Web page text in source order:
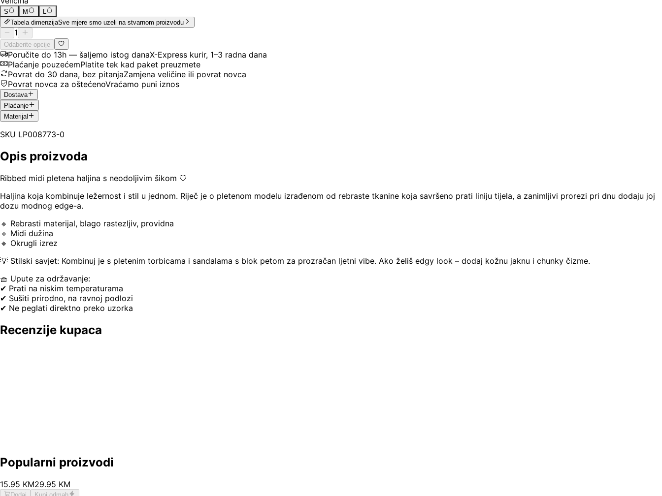
S M
L
Tabela dimenzijaSve mjere smo uzeli na stvarnom proizvodu
1
Odaberite opcije
Poručite do 13h — šaljemo istog danaX-Express kurir, 1–3 radna dana
Plaćanje pouzećemPlatite tek kad paket preuzmete
Povrat do 30 dana, bez pitanjaZamjena veličine ili povrat novca
Povrat novca za oštećenoVraćamo puni iznos
Dostava
Plaćanje
Materijal
SKU LP008773-0
Opis proizvoda
Ribbed midi pletena haljina s neodoljivim šikom 🤍
Haljina koja kombinuje ležernost i stil u jednom. Riječ je o pletenom modelu izrađenom od rebraste tkanine koja savršeno prati liniju tijela, a zanimljivi prorezi pri dnu dodaju joj
dozu modnog edge-a.
🔸 Rebrasti materijal, blago rastezljiv, providna
🔸 Midi dužina
🔸 Okrugli izrez
💡 Stilski savjet: Kombinuj je s pletenim torbicama i sandalama s blok petom za prozračan ljetni vibe. Ako želiš edgy look – dodaj kožnu jaknu i chunky čizme.
🧺 Upute za održavanje:
✔ Prati na niskim temperaturama
✔ Sušiti prirodno, na ravnoj podlozi
✔ Ne peglati direktno preko uzorka
Recenzije kupaca
Popularni proizvodi
15.95 KM29.95 KM